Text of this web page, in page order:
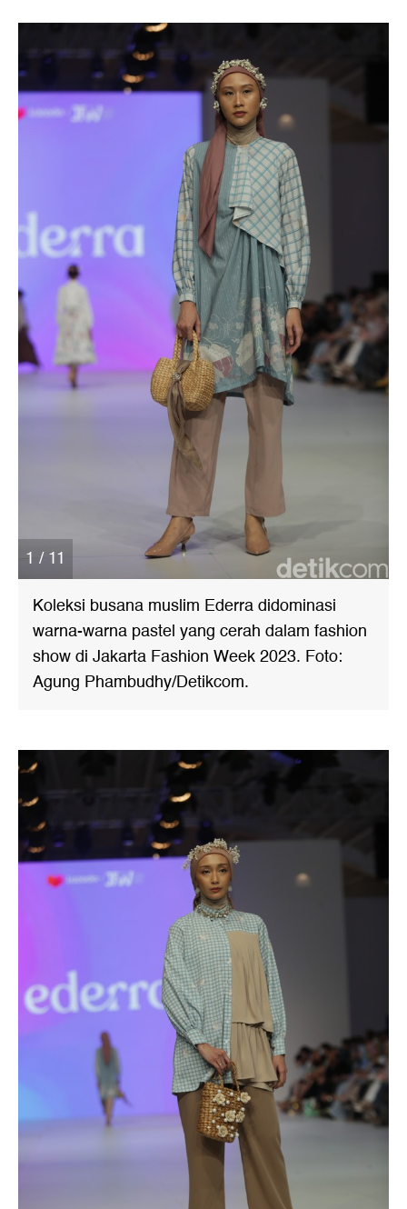
1 / 11
Koleksi busana muslim Ederra didominasi
warna-warna pastel yang cerah dalam fashion
show di Jakarta Fashion Week 2023. Foto:
Agung Phambudhy/Detikcom.